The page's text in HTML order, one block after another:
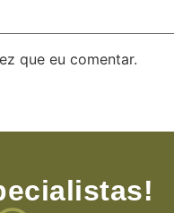
que eu comentar.